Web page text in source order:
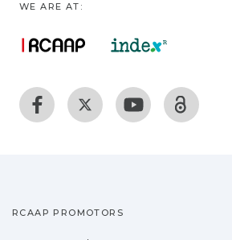
WE ARE AT:
RCAAP PROMOTORS